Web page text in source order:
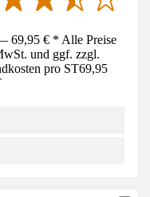
69,95 € * Alle Preise
und ggf. zzgl.
pro ST69,95